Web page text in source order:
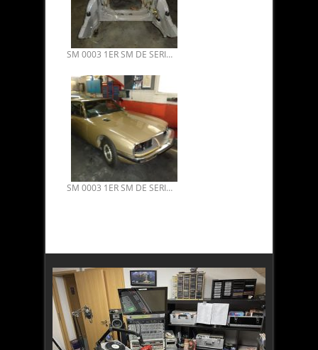
SM 0003 1ER SM DE SERIE VENDUE. PLUS VIELLE SM DU MONDE 02.
SM 0003 1ER SM DE SERIE VENDUE. PLUS VIELLE SM DU MONDE 01.